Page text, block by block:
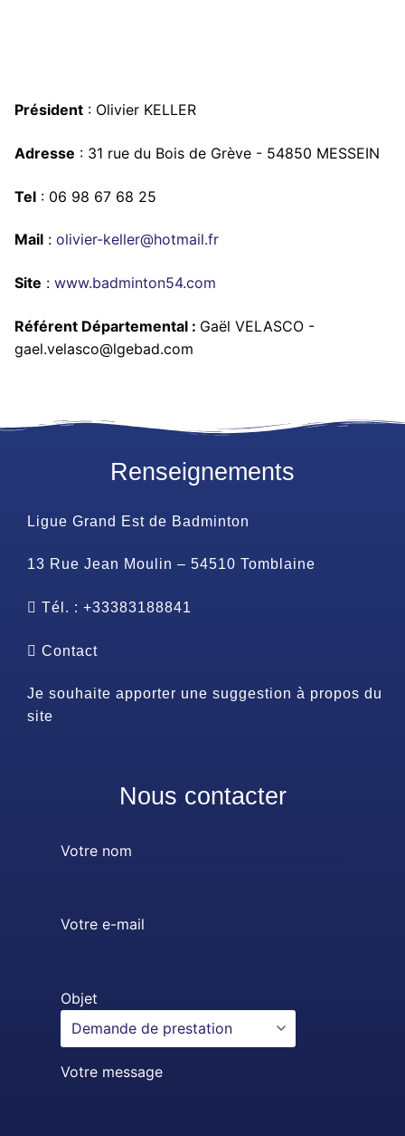
Président : Olivier KELLER
Adresse : 31 rue du Bois de Grève - 54850 MESSEIN
Tel : 06 98 67 68 25
Mail : olivier-keller@hotmail.fr
Site : www.badminton54.com
Référent Départemental : Gaël VELASCO -
gael.velasco@lgebad.com
Renseignements
Ligue Grand Est de Badminton
13 Rue Jean Moulin – 54510 Tomblaine
Tél. : +33383188841
Contact
Je souhaite apporter une suggestion à propos du
site
Nous contacter
Votre nom
Votre e-mail
Objet
Votre message